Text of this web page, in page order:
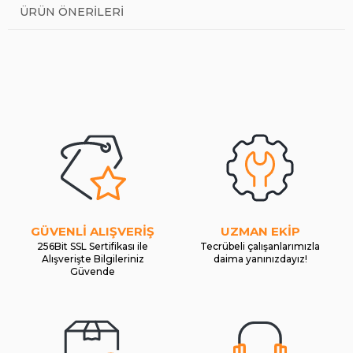
ÜRÜN ÖNERILERI
GÜVENLİ ALIŞVERİŞ
256Bit SSL Sertifikası ile
Alışverişte Bilgileriniz
Güvende
UZMAN EKİP
Tecrübeli çalışanlarımızla
daima yanınızdayız!